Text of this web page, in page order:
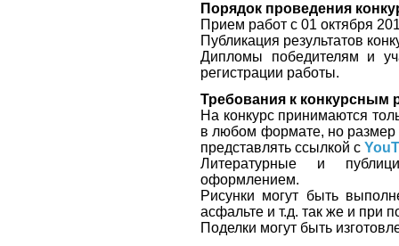
Порядок проведения
Прием работ с 01 октября
Публикация результатов
Дипломы победителям и
регистрации работы.
Требования к конкурсным
На конкурс принимаются
в любом формате, но
представлять ссылкой с
Литературные и
оформлением.
Рисунки могут быть
асфальте и т.д. так же и при
Поделки могут быть